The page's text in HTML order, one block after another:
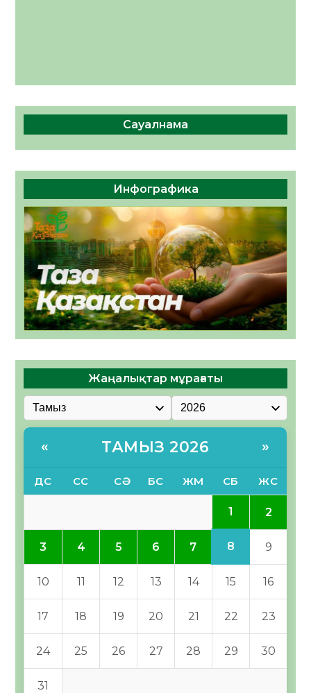
Сауалнама
Инфографика
Жаңалықтар мұрағаты
« ТАМЫЗ 2026 »
ДС СС СӘ БС ЖМ СБ ЖС
1 2
3 4 5 6 7 8 9
10 11 12 13 14 15 16
17 18 19 20 21 22 23
24 25 26 27 28 29 30
31